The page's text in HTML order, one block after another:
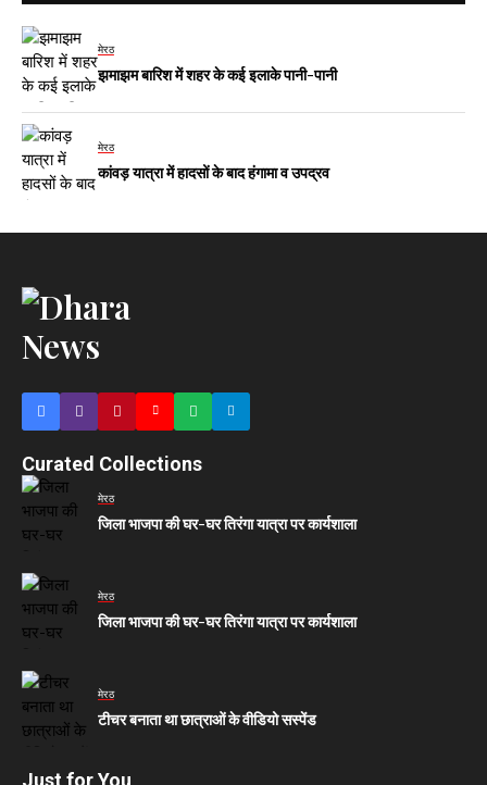
मेरठ
झमाझम बारिश में शहर के कई इलाके पानी-पानी
मेरठ
कांवड़ यात्रा में हादसों के बाद हंगामा व उपद्रव
Curated Collections
मेरठ
जिला भाजपा की घर-घर तिरंगा यात्रा पर कार्यशाला
मेरठ
जिला भाजपा की घर-घर तिरंगा यात्रा पर कार्यशाला
मेरठ
टीचर बनाता था छात्राओं के वीडियो सस्पेंड
Just for You